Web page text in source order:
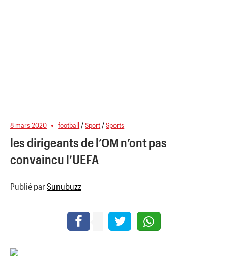
8 mars 2020 football /Sport /Sports
les dirigeants de l’OM n’ont pas
convaincu l’UEFA
Publié par Sunubuzz